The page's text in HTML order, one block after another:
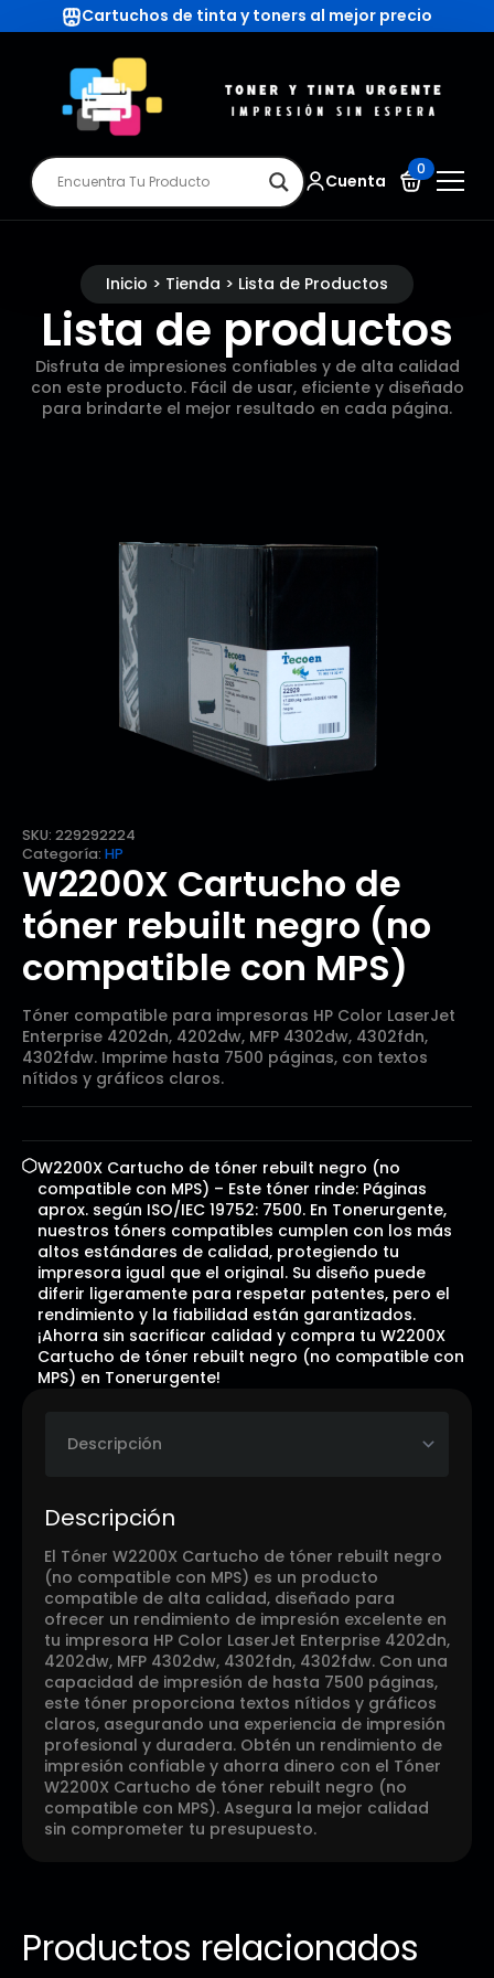
Cartuchos de tinta y toners al mejor precio
Cuenta
0
Inicio > Tienda > Lista de Productos
Lista de productos
Disfruta de impresiones confiables y de alta calidad
con este producto. Fácil de usar, eficiente y diseñado
para brindarte el mejor resultado en cada página.
SKU: 229292224
Categoría: HP
W2200X Cartucho de
tóner rebuilt negro (no
compatible con MPS)
Tóner compatible para impresoras HP Color LaserJet
Enterprise 4202dn, 4202dw, MFP 4302dw, 4302fdn,
4302fdw. Imprime hasta 7500 páginas, con textos
nítidos y gráficos claros.
W2200X Cartucho de tóner rebuilt negro (no
compatible con MPS) – Este tóner rinde: Páginas
aprox. según ISO/IEC 19752: 7500. En Tonerurgente,
nuestros tóners compatibles cumplen con los más
altos estándares de calidad, protegiendo tu
impresora igual que el original. Su diseño puede
diferir ligeramente para respetar patentes, pero el
rendimiento y la fiabilidad están garantizados.
¡Ahorra sin sacrificar calidad y compra tu W2200X
Cartucho de tóner rebuilt negro (no compatible con
MPS) en Tonerurgente!
Descripción
El Tóner W2200X Cartucho de tóner rebuilt negro
(no compatible con MPS) es un producto
compatible de alta calidad, diseñado para
ofrecer un rendimiento de impresión excelente en
tu impresora HP Color LaserJet Enterprise 4202dn,
4202dw, MFP 4302dw, 4302fdn, 4302fdw. Con una
capacidad de impresión de hasta 7500 páginas,
este tóner proporciona textos nítidos y gráficos
claros, asegurando una experiencia de impresión
profesional y duradera. Obtén un rendimiento de
impresión confiable y ahorra dinero con el Tóner
W2200X Cartucho de tóner rebuilt negro (no
compatible con MPS). Asegura la mejor calidad
sin comprometer tu presupuesto.
Productos relacionados